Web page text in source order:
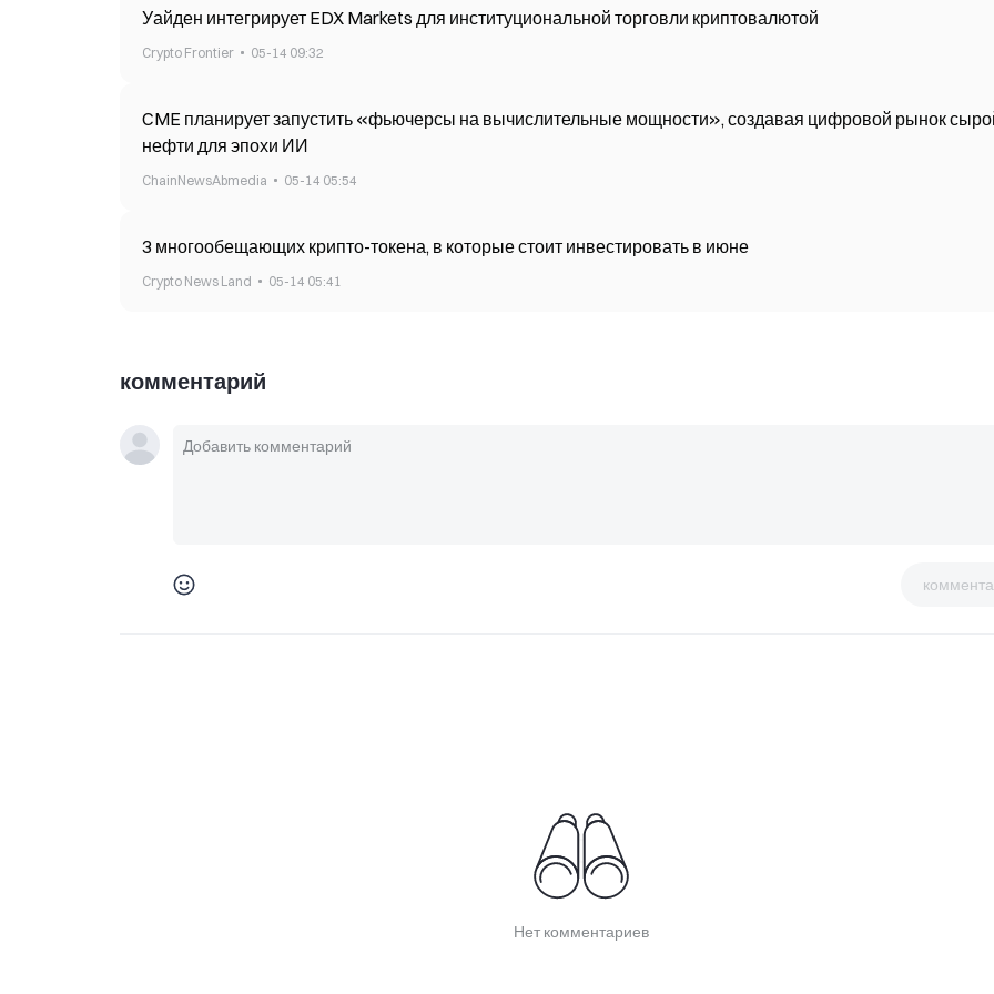
Уайден интегрирует EDX Markets для институциональной торговли криптовалютой
Crypto Frontier 05-14 09:32
CME планирует запустить «фьючерсы на вычислительные мощности», создавая цифровой рынок
нефти для эпохи ИИ
ChainNewsAbmedia 05-14 05:54
3 многообещающих крипто-токена, в которые стоит инвестировать в июне
Crypto News Land 05-14 05:41
комментарий
Нет комментариев